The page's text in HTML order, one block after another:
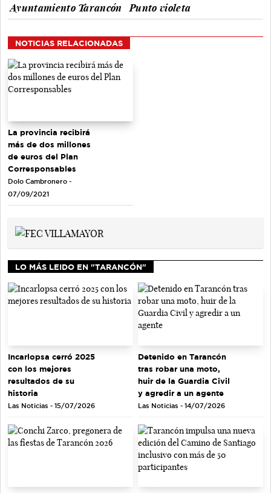
Ayuntamiento Tarancón
Punto violeta
NOTICIAS RELACIONADAS
La provincia recibirá
más de dos millones
de euros del Plan
Corresponsables
Dolo Cambronero -
07/09/2021
LO MÁS LEIDO EN "TARANCÓN"
Incarlopsa cerró 2025
con los mejores
resultados de su
historia
Las Noticias - 15/07/2026
Detenido en Tarancón
tras robar una moto,
huir de la Guardia Civil
y agredir a un agente
Las Noticias - 14/07/2026